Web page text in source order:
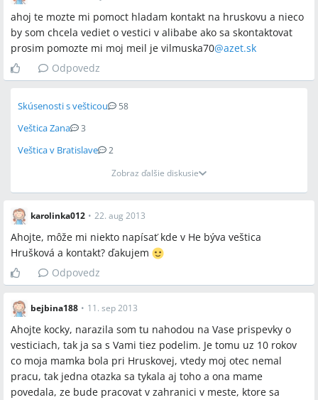
ahoj te mozte mi pomoct hladam kontakt na hruskovu a nieco
by som chcela vediet o vestici v alibabe ako sa skontaktovat
prosim pomozte mi moj meil je vilmuska70@azet.sk
Odpovedz
Skúsenosti s vešticou 58
Veštica Zana 3
Veštica v Bratislave
2
Zobraz ďalšie diskusie
karolinka012 • 22. aug 2013
Ahojte, môže mi niekto napísať kde v He býva veštica
Hrušková a kontakt? ďakujem
Odpovedz
bejbina188 • 11. sep 2013
Ahojte kocky, narazila som tu nahodou na Vase prispevky o
vesticiach, tak ja sa s Vami tiez podelim. Je tomu uz 10 rokov
co moja mamka bola pri Hruskovej, vtedy moj otec nemal
pracu, tak jedna otazka sa tykala aj toho a ona mame
povedala, ze bude pracovat v zahranici v meste, ktore sa